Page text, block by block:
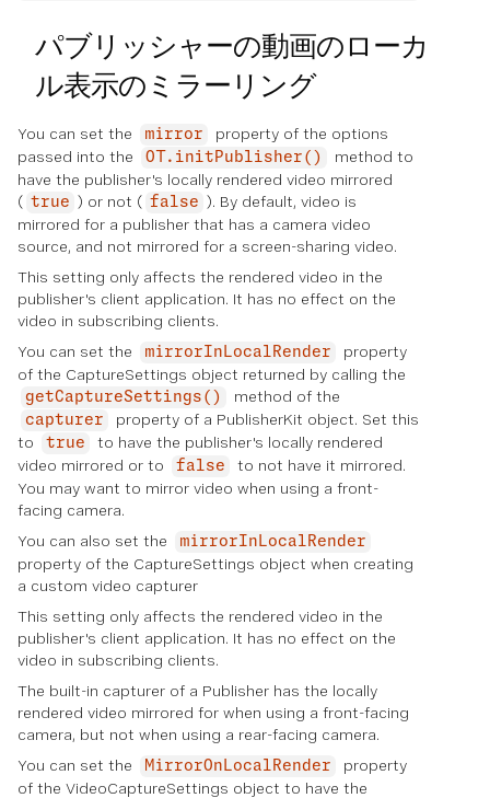
パブリッシャーの動画のローカ
ル表示のミラーリング
You can set the mirror
property of the options
passed into the
OT.initPublisher()
method to
have the publisher's locally rendered video mirrored
( true ) or not ( false ). By default, video is
mirrored for a publisher that has a camera video
source, and not mirrored for a screen-sharing video.
This setting only affects the rendered video in the
publisher's client application. It has no effect on the
video in subscribing clients.
You can set the
mirrorInLocalRender
property
of the CaptureSettings object returned by calling the
getCaptureSettings() method of the
capturer
property of a PublisherKit object. Set this
to
true
to have the publisher's locally rendered
video mirrored or to
false
to not have it mirrored.
You may want to mirror video when using a front-
facing camera.
You can also set the
mirrorInLocalRender
property of the CaptureSettings object when creating
a custom video capturer
This setting only affects the rendered video in the
publisher's client application. It has no effect on the
video in subscribing clients.
The built-in capturer of a Publisher has the locally
rendered video mirrored for when using a front-facing
camera, but not when using a rear-facing camera.
You can set the
MirrorOnLocalRender
property
of the VideoCaptureSettings object to have the